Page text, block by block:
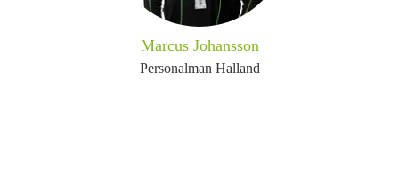
Marcus Johansson
Personalman Halland